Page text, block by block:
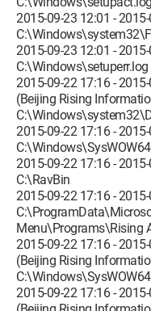
2015-09-23 12:01 - 2015-
2015-09-23 12:01 - 2015-
C:\Windows\setuperr.log
2015-09-22 17:16 -
(Beijing Rising
2015-09-22 17:16 - 2015-
2015-09-22 17:16 -
C:\RavBin
2015-09-22 17:16 -
Menu\Programs\Rising
2015-09-22 17:16 -
(Beijing Rising
2015-09-22 17:16 -